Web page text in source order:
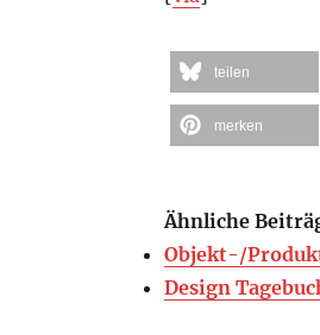
teilen
merken
Ähnliche
Objekt-/
Design